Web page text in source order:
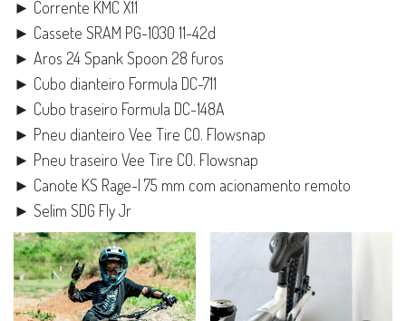
► Corrente KMC X11
► Cassete SRAM PG-1030 11-42d
► Aros 24 Spank Spoon 28 furos
► Cubo dianteiro Formula DC-711
► Cubo traseiro Formula DC-148A
► Pneu dianteiro Vee Tire CO. Flowsnap
► Pneu traseiro Vee Tire CO. Flowsnap
► Canote KS Rage-I 75 mm com acionamento remoto
► Selim SDG Fly Jr